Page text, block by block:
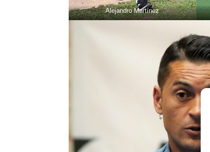
Alejandro Martínez